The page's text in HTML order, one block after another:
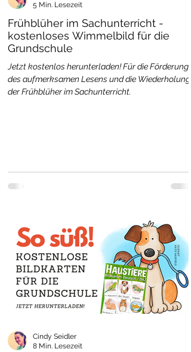
Frühblüher im Sachunterricht -
kostenloses Wimmelbild für die
Grundschule
Jetzt kostenlos herunterladen! Für die Förderung
des aufmerksamen Lesens und die Wiederholung
der Frühblüher im Sachunterricht.
5 Min. Lesezeit
Cindy Seidler
8 Min. Lesezeit